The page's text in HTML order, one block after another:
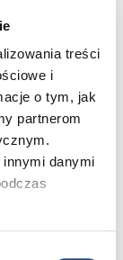
treści
i
o tym, jak
partnerom
danymi
jej
od daty ich
zgodności
5a ustawy
ponosi